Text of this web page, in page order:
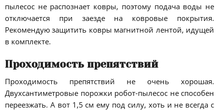
пылесос не распознает ковры, поэтому подача воды не
отключается при заезде на ковровые покрытия.
Рекомендую защитить ковры магнитной лентой, идущей
в комплекте.
Проходимость препятствий
Проходимость препятствий не очень хорошая.
Двухсантиметровые порожки робот-пылесос не способен
переезжать. А вот 1,5 см ему под силу, хоть и не всегда с